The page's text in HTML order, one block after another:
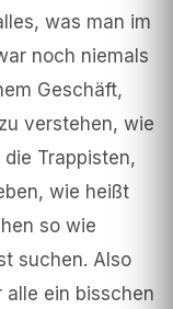
was man im
noch niemals
Geschäft,
verstehen, wie
Trappisten,
wie heißt
so wie
suchen. Also
ein bisschen